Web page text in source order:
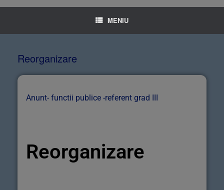
MENIU
Reorganizare
Anunt- functii publice -referent grad III
Reorganizare